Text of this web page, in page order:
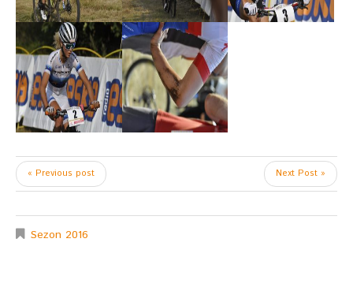
« Previous post Next Post »
Sezon 2016